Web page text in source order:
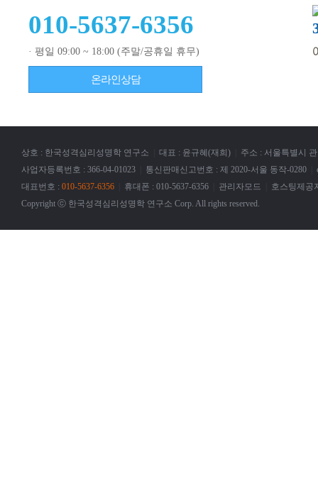
010-5637-6356
· 평일 09:00 ~ 18:00 (주말/공휴일 휴무)
온라인상담
상호 : 한국성격심리성명학 연구소 대표 : 윤규혜(재희)
주소 : 서울특별시
사업자등록번호 : 366-04-01023
통신판매신고번호 : 제 2020-서울 동작-0280
대표번호 : 010-5637-6356 휴대폰 : 010-5637-6356 관리자모드
호스팅제공
Copyright ⓒ 한국성격심리성명학 연구소 Corp. All rights reserved.